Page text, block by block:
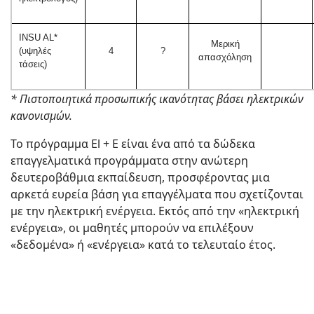
INSU AL*
(υψηλές
τάσεις)
4 ?
Μερική
απασχόληση
* Πιστοποιητικά προσωπικής ικανότητας βάσει ηλεκτρικών
κανονισμών.
Το πρόγραμμα El + E είναι ένα από τα δώδεκα
επαγγελματικά προγράμματα στην ανώτερη
δευτεροβάθμια εκπαίδευση, προσφέροντας μια
αρκετά ευρεία βάση για επαγγέλματα που σχετίζονται
με την ηλεκτρική ενέργεια. Εκτός από την «ηλεκτρική
ενέργεια», οι μαθητές μπορούν να επιλέξουν
«δεδομένα» ή «ενέργεια» κατά το τελευταίο έτος.